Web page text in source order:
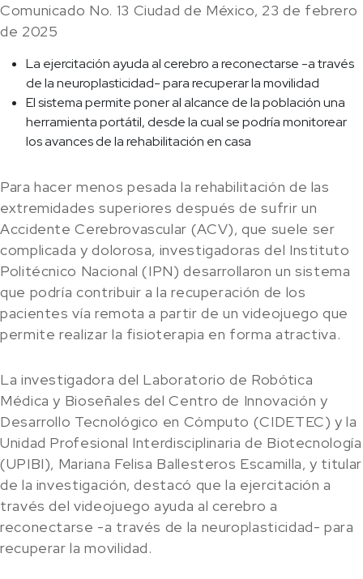
Comunicado No. 13 Ciudad de México, 23 de febrero
de 2025
La ejercitación ayuda al cerebro a reconectarse -a través
de la neuroplasticidad- para recuperar la movilidad
El sistema permite poner al alcance de la población una
herramienta portátil, desde la cual se podría monitorear
los avances de la rehabilitación en casa
Para hacer menos pesada la rehabilitación de las
extremidades superiores después de sufrir un
Accidente Cerebrovascular (ACV), que suele ser
complicada y dolorosa, investigadoras del Instituto
Politécnico Nacional (IPN) desarrollaron un sistema
que podría contribuir a la recuperación de los
pacientes vía remota a partir de un videojuego que
permite realizar la fisioterapia en forma atractiva.
La investigadora del Laboratorio de Robótica
Médica y Bioseñales del Centro de Innovación y
Desarrollo Tecnológico en Cómputo (CIDETEC) y la
Unidad Profesional Interdisciplinaria de Biotecnología
(UPIBI), Mariana Felisa Ballesteros Escamilla, y titular
de la investigación, destacó que la ejercitación a
través del videojuego ayuda al cerebro a
reconectarse -a través de la neuroplasticidad- para
recuperar la movilidad.